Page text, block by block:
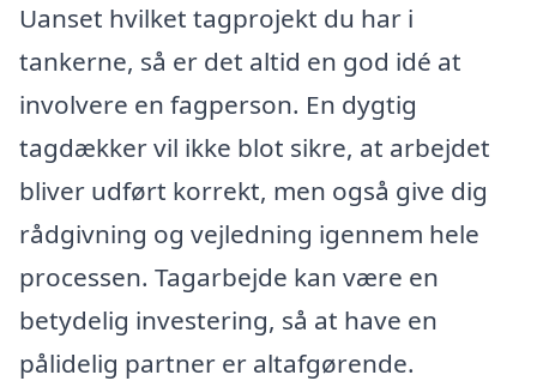
Uanset hvilket tagprojekt du har i
tankerne, så er det altid en god idé at
involvere en fagperson. En dygtig
tagdækker vil ikke blot sikre, at arbejdet
bliver udført korrekt, men også give dig
rådgivning og vejledning igennem hele
processen. Tagarbejde kan være en
betydelig investering, så at have en
pålidelig partner er altafgørende.